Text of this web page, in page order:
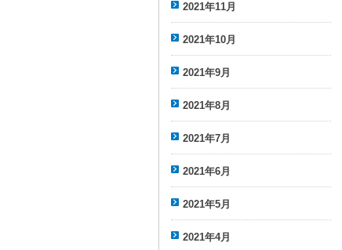
2021年11月
2021年10月
2021年9月
2021年8月
2021年7月
2021年6月
2021年5月
2021年4月